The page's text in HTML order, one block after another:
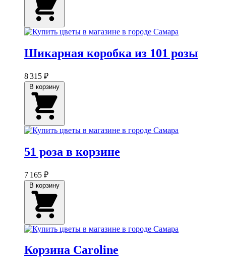
Шикарная коробка из 101 розы
8 315 ₽
51 роза в корзине
7 165 ₽
Корзина Caroline